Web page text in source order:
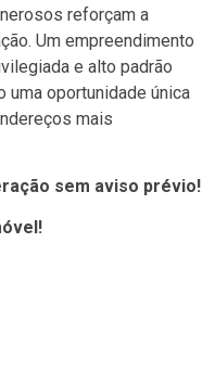
reforçam a
Um empreendimento
e alto padrão
oportunidade única
mais
sem aviso prévio!